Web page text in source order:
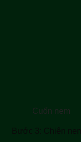
Cuốn nem
Bước 3: Chiên nem